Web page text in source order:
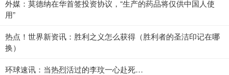
外媒：莫德纳在华首签投资协议，“生产的药品将仅供中国人使
用”
热点！世界新资讯：胜利之义怎么获得（胜利者的圣洁印记在哪
换）
环球速讯：当热烈活过的李玟一心赴死…